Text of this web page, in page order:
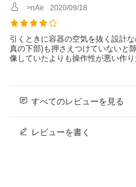
>nAe 2020/09/18
引くときに容器の空気を抜く設計
真の下部)も押さえつけていないと
像していたよりも操作性が悪い作り
と感じながら操作してみたら、実
くなるペースが落ちる。それが設
と解釈しています。
すべてのレビューを見る
レビューを書く